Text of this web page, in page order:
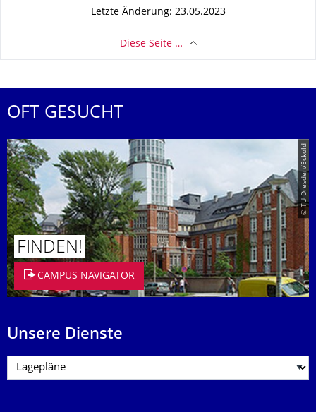
Letzte Änderung: 23.05.2023
Diese Seite …
OFT GESUCHT
© TU Dresden/Eckold
FINDEN!
CAMPUS NAVIGATOR
Unsere Dienste